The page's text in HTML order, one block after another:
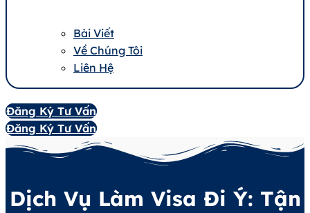
Bài Viết
Về Chúng Tôi
Liên Hệ
Đăng Ký Tư Vấn
Đăng Ký Tư Vấn
Dịch Vụ Làm Visa Đi Ý: Tận